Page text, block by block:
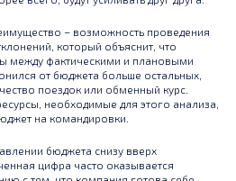
– возможность проведения
который объяснит, что
между фактическими и плановыми
от бюджета больше остальных,
поездок или обменный курс.
необходимые для этого анализа,
на командировки.
бюджета снизу вверх
цифра часто оказывается